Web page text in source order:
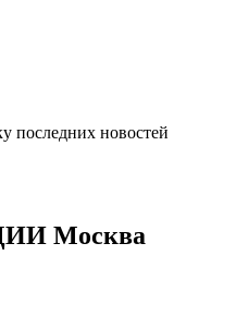
последних новостей
Москва